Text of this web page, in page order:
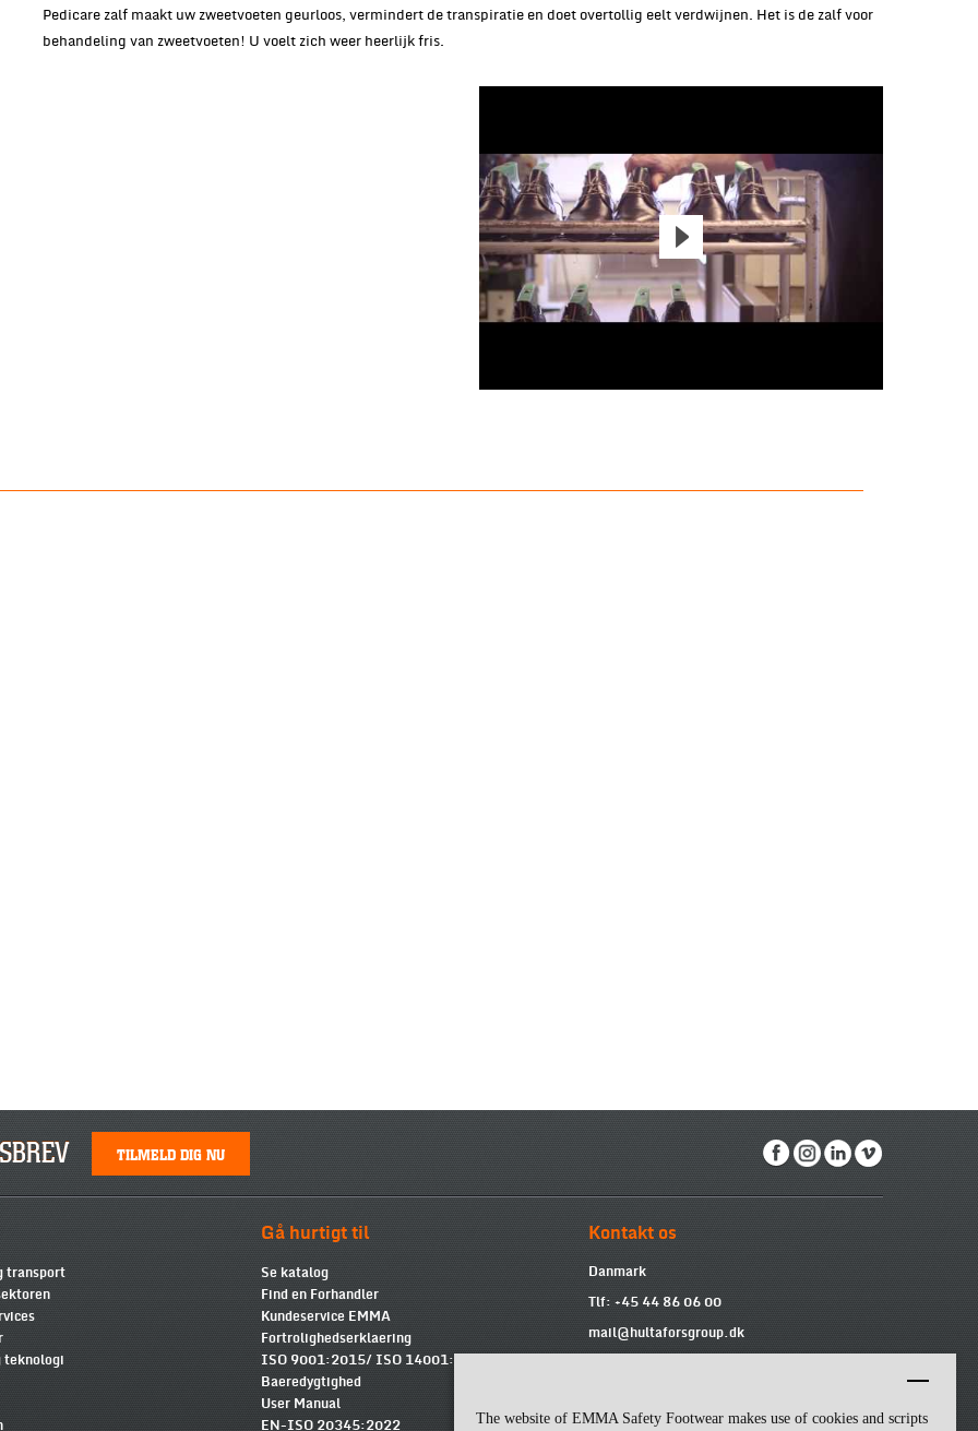
The website of EMMA Safety Footwear makes use of cookies and scripts
Pedicare zalf maakt uw zweetvoeten geurloos, vermindert de transpiratie en doet overtollig eelt verdwijnen. Het is de zalf voor
behandeling van zweetvoeten! U voelt zich weer heerlijk fris.
TILMELD DIG NU
transport
teknologi
Gå hurtigt til
Se katalog
Find en Forhandler
Kundeservice EMMA
Fortrolighedserklaering
ISO 9001:2015/ ISO 14001:2015
Baeredygtighed
User Manual
EN-ISO 20345:2022
Kontakt os
Danmark
Tlf: +45 44 86 06 00
mail@hultaforsgroup.dk